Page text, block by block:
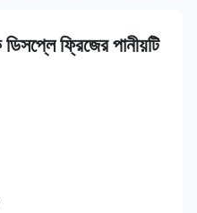
ডিসপ্লে ফ্রিজের পানীয়টি